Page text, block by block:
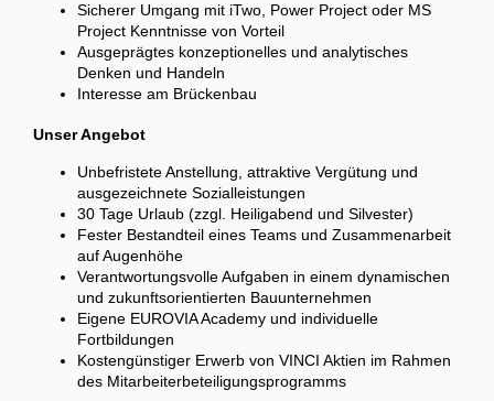
Sicherer Umgang mit iTwo, Power Project oder MS
Project Kenntnisse von Vorteil
Ausgeprägtes konzeptionelles und analytisches
Denken und Handeln
Interesse am Brückenbau
Unser Angebot
Unbefristete Anstellung, attraktive Vergütung und
ausgezeichnete Sozialleistungen
30 Tage Urlaub (zzgl. Heiligabend und Silvester)
Fester Bestandteil eines Teams und Zusammenarbeit
auf Augenhöhe
Verantwortungsvolle Aufgaben in einem dynamischen
und zukunftsorientierten Bauunternehmen
Eigene EUROVIA Academy und individuelle
Fortbildungen
Kostengünstiger Erwerb von VINCI Aktien im Rahmen
des Mitarbeiterbeteiligungsprogramms